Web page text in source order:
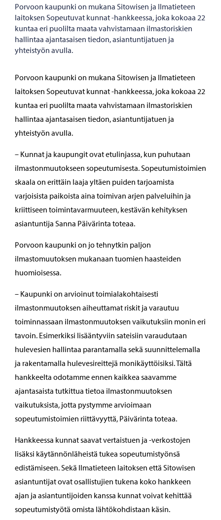
Porvoon kaupunki on mukana Sitowisen ja Ilmatieteen
laitoksen Sopeutuvat kunnat -hankkeessa, joka kokoaa 22
kuntaa eri puolilta maata vahvistamaan ilmastoriskien
hallintaa ajantasaisen tiedon, asiantuntijatuen ja
yhteistyön avulla.
Porvoon kaupunki on mukana Sitowisen ja Ilmatieteen
laitoksen Sopeutuvat kunnat -hankkeessa, joka kokoaa 22
kuntaa eri puolilta maata vahvistamaan ilmastoriskien
hallintaa ajantasaisen tiedon, asiantuntijatuen ja
yhteistyön avulla.
– Kunnat ja kaupungit ovat etulinjassa, kun puhutaan
ilmastonmuutokseen sopeutumisesta. Sopeutumistoimien
skaala on erittäin laaja yltäen puiden tarjoamista
varjoisista paikoista aina toimivan arjen palveluihin ja
kriittiseen toimintavarmuuteen, kestävän kehityksen
asiantuntija Sanna Päivärinta toteaa.
Porvoon kaupunki on jo tehnytkin paljon
ilmastomuutoksen mukanaan tuomien haasteiden
huomioisessa.
– Kaupunki on arvioinut toimialakohtaisesti
ilmastonmuutoksen aiheuttamat riskit ja varautuu
toiminnassaan ilmastonmuutoksen vaikutuksiin monin eri
tavoin. Esimerkiksi lisääntyviin sateisiin varaudutaan
hulevesien hallintaa parantamalla sekä suunnittelemalla
ja rakentamalla hulevesireittejä monikäyttöisiksi. Tältä
hankkeelta odotamme ennen kaikkea saavamme
ajantasaista tutkittua tietoa ilmastonmuutoksen
vaikutuksista, jotta pystymme arvioimaan
sopeutumistoimien riittävyyttä, Päivärinta toteaa.
Hankkeessa kunnat saavat vertaistuen ja -verkostojen
lisäksi käytännönläheistä tukea sopeutumistyönsä
edistämiseen. Sekä Ilmatieteen laitoksen että Sitowisen
asiantuntijat ovat osallistujien tukena koko hankkeen
ajan ja asiantuntijoiden kanssa kunnat voivat kehittää
sopeutumistyötä omista lähtökohdistaan käsin.